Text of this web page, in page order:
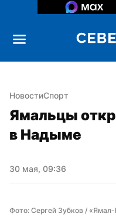
НовостиСпорт
Ямальцы
в Надыме
30 мая, 09:36
Фото: Сергей Зубков /